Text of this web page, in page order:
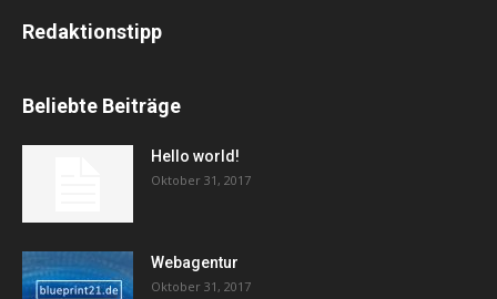
Redaktionstipp
Beliebte Beiträge
Hello world!
Oktober 31, 2017
Webagentur
Oktober 31, 2017